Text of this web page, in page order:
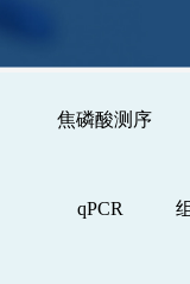
焦磷酸测序
qPCR